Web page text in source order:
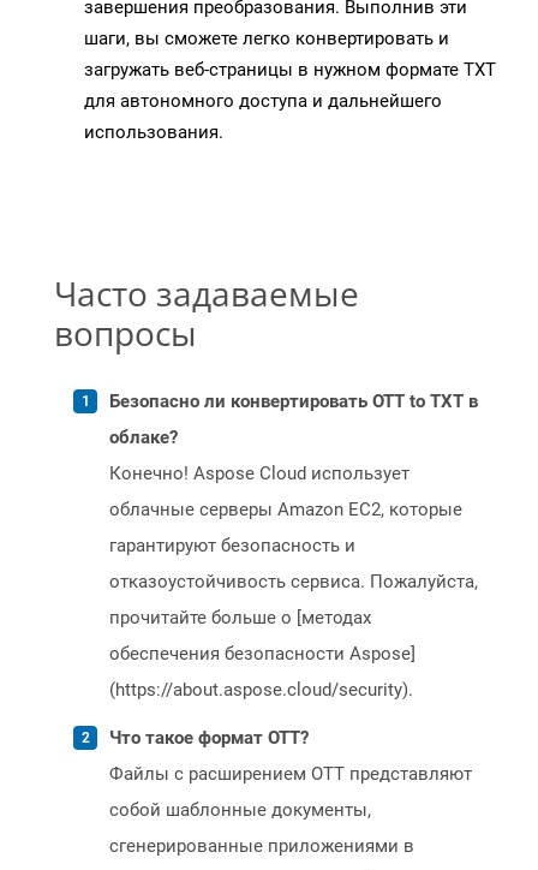
завершения преобразования. Выполнив эти
шаги, вы сможете легко конвертировать и
загружать веб-страницы в нужном формате TXT
для автономного доступа и дальнейшего
использования.
Часто задаваемые
вопросы
Безопасно ли конвертировать OTT to TXT в
облаке?
Конечно! Aspose Cloud использует
облачные серверы Amazon EC2, которые
гарантируют безопасность и
отказоустойчивость сервиса. Пожалуйста,
прочитайте больше о [методах
обеспечения безопасности Aspose]
(https://about.aspose.cloud/security).
Что такое формат OTT?
Файлы с расширением OTT представляют
собой шаблонные документы,
сгенерированные приложениями в